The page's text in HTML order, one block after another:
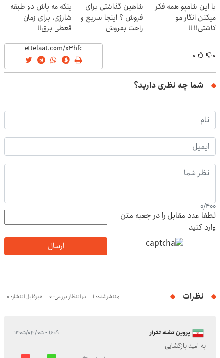
با این شامپو همه فکر
میکنن انگار مو
کاشتی!!!!!
شاهین گذاشتی برای
فروش ؟ اینجا سریع و
راحت بفروش
پنکه مه پاش دو طبقه
شارژی، برای زمان
قعطی برق!!
۰ ۰
شما چه نظری دارید؟
0/400
لطفا عدد مقابل را در جعبه متن
وارد کنید
ارسال
نظرات منتشرشده: 1 در انتظار بررسی: 0 غیرقابل انتشار: 0
پروین تشنه تکرار ۱۶:۱۹ - ۱۴۰۵/۰۳/۰۵
به امید بازگشایی